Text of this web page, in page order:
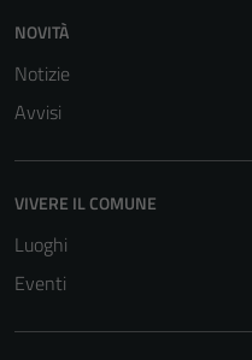
NOVITÀ
Notizie
Avvisi
VIVERE IL COMUNE
Luoghi
Eventi